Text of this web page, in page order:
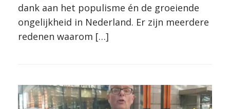
dank aan het populisme én de groeiende
ongelijkheid in Nederland. Er zijn meerdere
redenen waarom […]